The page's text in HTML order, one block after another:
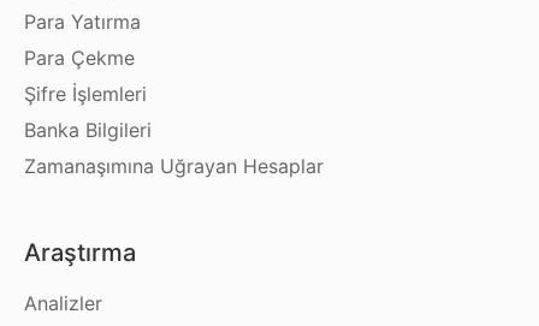
Para Yatırma
Para Çekme
Şifre İşlemleri
Banka Bilgileri
Zamanaşımına Uğrayan Hesaplar
Araştırma
Analizler